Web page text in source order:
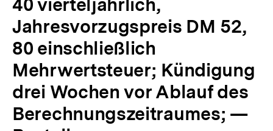
Jahresvorzugspreis DM 52,
80 einschließlich
Mehrwertsteuer; Kündigung
drei Wochen vor Ablauf des
Berechnungszeitraumes; —